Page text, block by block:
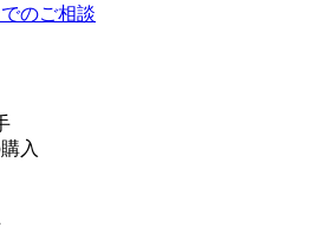
のご相談
入